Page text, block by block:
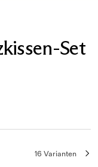
Set
16 Varianten